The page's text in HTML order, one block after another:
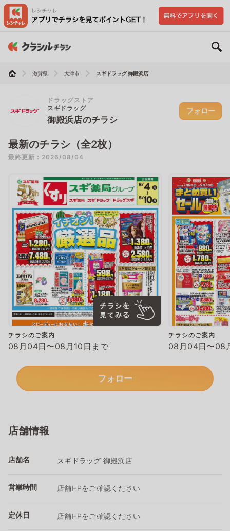
滋賀県 大津市 スギドラッグ 御殿浜店
ドラッグストア
スギドラッグ
御殿浜店のチラシ
フォロー
最新のチラシ（全2枚）
最終更新：2026/08/04
チラシのご案内
08月04日〜08月10日まで
チラシのご案内
08月04日〜08
フォロー
店舗情報
店舗名 スギドラッグ 御殿浜店
営業時間 店舗HPをご確認ください
定休日 店舗HPをご確認ください